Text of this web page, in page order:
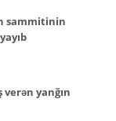
sammitinin
verən yanğın